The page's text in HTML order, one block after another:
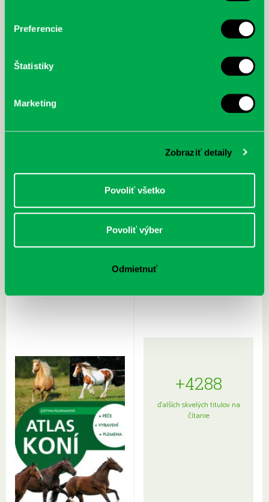
Preferencie
Štatistiky
Marketing
Zobraziť detaily
Povoliť všetko
Povoliť výber
Odmietnuť
cyklistu modernej doby:
Rudź, Przemyslaw: Atlas hviezd:
Hardy, Paula: Japonsko na tanieri:
+4288
ďalších skvelých titulov na
čítanie